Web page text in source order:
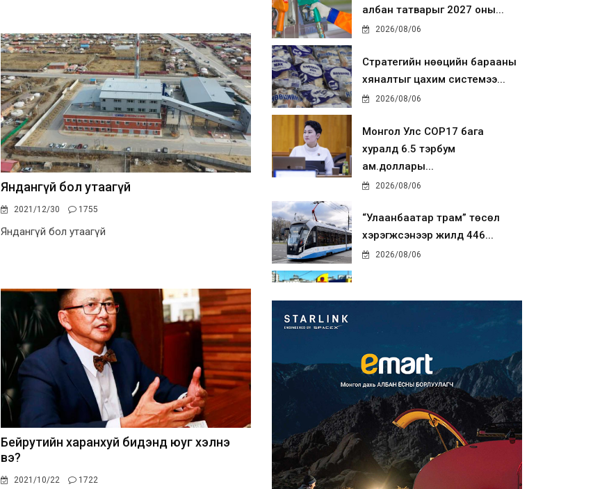
Яндангүй бол утаагүй
2021/12/30 1755
Яндангүй бол утаагүй
Бейрутийн харанхуй бидэнд юуг хэлнэ
вэ?
2021/10/22 1722
албан татварыг 2027 оны...
2026/08/06
Стратегийн нөөцийн барааны
хяналтыг цахим системээ...
2026/08/06
Монгол Улс COP17 бага
хуралд 6.5 тэрбум
ам.доллары...
2026/08/06
“Улаанбаатар трам” төсөл
хэрэгжсэнээр жилд 446...
2026/08/06
тэгш тоогоор төгссөн бол ө...
2026/08/06
Улаанбаатарт өдөртөө 29 хэм
дулаан
2026/08/06
Прокурорын байгууллага
өнгөрсөн долоо хоногт 29,44...
2026/08/05